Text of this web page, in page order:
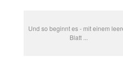
Und so beginnt es - mit einem
Blatt ...